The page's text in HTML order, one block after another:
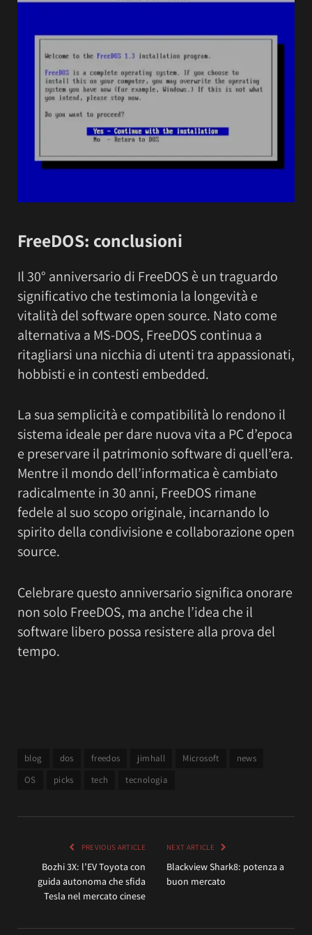
FreeDOS: conclusioni
Il 30° anniversario di FreeDOS è un traguardo
significativo che testimonia la longevità e
vitalità del software open source. Nato come
alternativa a MS-DOS, FreeDOS continua a
ritagliarsi una nicchia di utenti tra appassionati,
hobbisti e in contesti embedded.
La sua semplicità e compatibilità lo rendono il
sistema ideale per dare nuova vita a PC d’epoca
e preservare il patrimonio software di quell’era.
Mentre il mondo dell’informatica è cambiato
radicalmente in 30 anni, FreeDOS rimane
fedele al suo scopo originale, incarnando lo
spirito della condivisione e collaborazione open
source.
Celebrare questo anniversario significa onorare
non solo FreeDOS, ma anche l’idea che il
software libero possa resistere alla prova del
tempo.
blog dos freedos jimhall Microsoft
news
OS
picks tech tecnologia
PREVIOUS ARTICLE
Bozhi 3X: l’EV Toyota con
guida autonoma che sfida
Tesla nel mercato cinese
NEXT ARTICLE
Blackview Shark8: potenza a
buon mercato